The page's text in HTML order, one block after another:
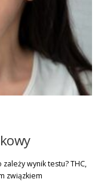
zależy wynik testu? THC,
związkiem